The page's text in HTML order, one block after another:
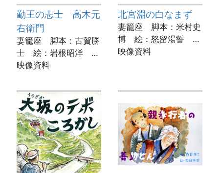
勤王の志士 高木元
右衛門
妻籠座 脚本：古賀勝
士 絵：岩根昭洋 実
演：立山和信
書館
映像資料
北宮淵の白なまず
妻籠座 脚本：米村史
博 絵：怒留湯誓 実
演：岡本寿美子
映像資料